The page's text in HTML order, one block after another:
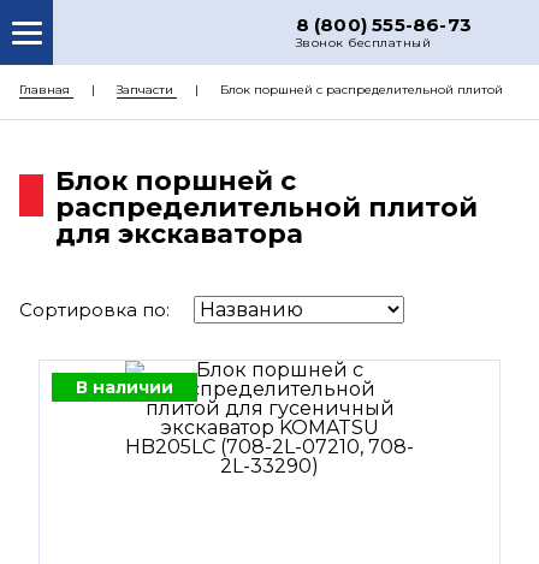
8 (800) 555-86-73
Звонок бесплатный
О НАС
РЕМОНТ
ДОСТАВКА
КОНТАКТЫ
Главная Запчасти Блок поршней c распределительной плитой
Блок поршней c
распределительной плитой
для экскаватора
Сортировка по:
В наличии